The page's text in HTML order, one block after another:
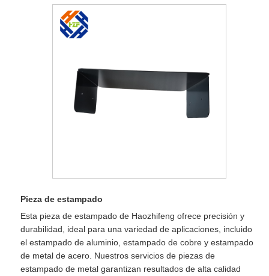
Pieza de estampado
Esta pieza de estampado de Haozhifeng ofrece precisión y
durabilidad, ideal para una variedad de aplicaciones, incluido
el estampado de aluminio, estampado de cobre y estampado
de metal de acero. Nuestros servicios de piezas de
estampado de metal garantizan resultados de alta calidad